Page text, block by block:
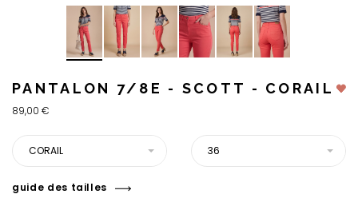
PANTALON 7/8E - SCOTT - CORAIL
89,00 €
CORAIL 36
guide des tailles